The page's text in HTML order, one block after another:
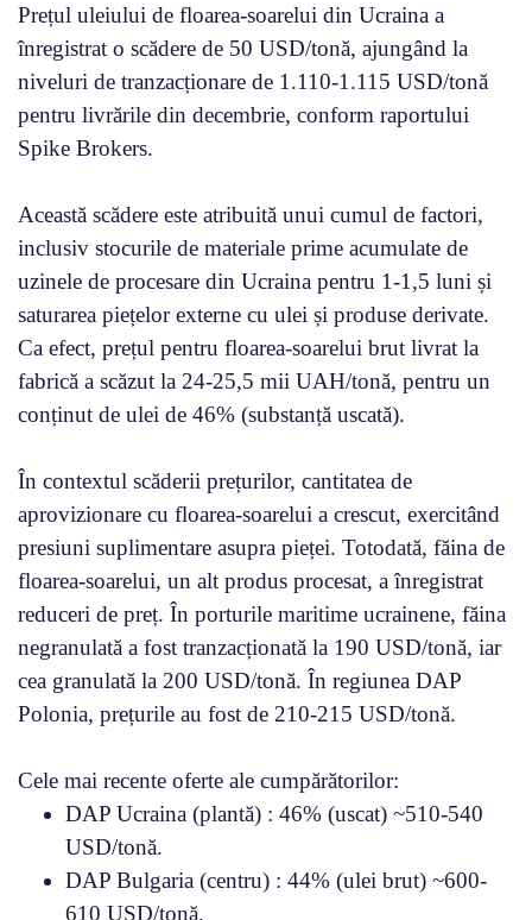
Prețul uleiului de floarea-soarelui din Ucraina a
înregistrat o scădere de 50 USD/tonă, ajungând la
niveluri de tranzacționare de 1.110-1.115 USD/tonă
pentru livrările din decembrie, conform raportului
Spike Brokers.
Această scădere este atribuită unui cumul de factori,
inclusiv stocurile de materiale prime acumulate de
uzinele de procesare din Ucraina pentru 1-1,5 luni și
saturarea piețelor externe cu ulei și produse derivate.
Ca efect, prețul pentru floarea-soarelui brut livrat la
fabrică a scăzut la 24-25,5 mii UAH/tonă, pentru un
conținut de ulei de 46% (substanță uscată).
În contextul scăderii prețurilor, cantitatea de
aprovizionare cu floarea-soarelui a crescut, exercitând
presiuni suplimentare asupra pieței. Totodată, făina de
floarea-soarelui, un alt produs procesat, a înregistrat
reduceri de preț. În porturile maritime ucrainene, făina
negranulată a fost tranzacționată la 190 USD/tonă, iar
cea granulată la 200 USD/tonă. În regiunea DAP
Polonia, prețurile au fost de 210-215 USD/tonă.
Cele mai recente oferte ale cumpărătorilor:
DAP Ucraina (plantă) : 46% (uscat) ~510-540
USD/tonă.
DAP Bulgaria (centru) : 44% (ulei brut) ~600-
610 USD/tonă.